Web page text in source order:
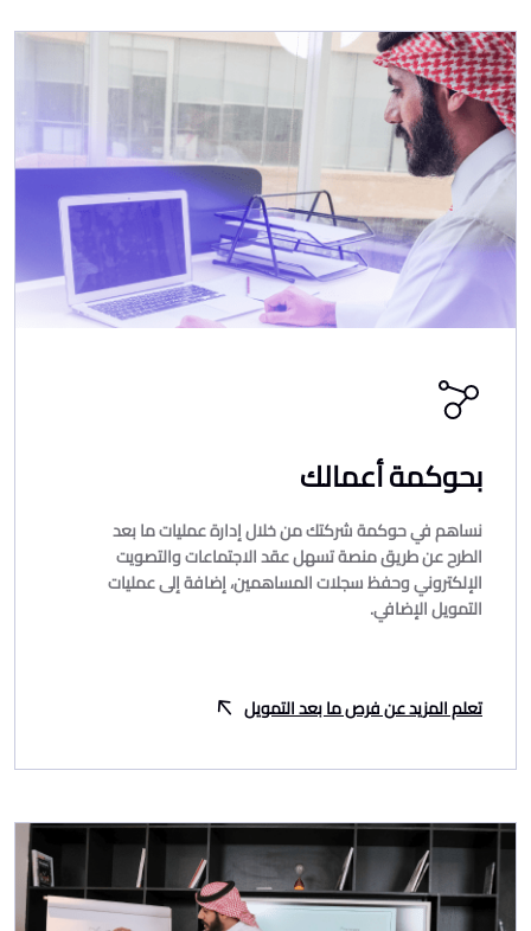
بحوكمة أعمالك
نساهم في حوكمة شركتك من خلال إدارة عمليات ما بعد
الطرح عن طريق منصة تسهل عقد الاجتماعات والتصويت
الإلكتروني وحفظ سجلات المساهمين، إضافة إلى عمليات
التمويل الإضافي.
تعلم المزيد عن فرص ما بعد التمويل